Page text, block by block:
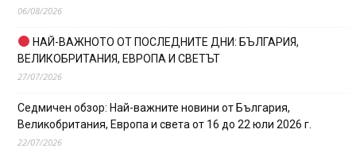
06/08/2026
НАЙ-ВАЖНОТО ОТ ПОСЛЕДНИТЕ ДНИ: БЪЛГАРИЯ,
ВЕЛИКОБРИТАНИЯ, ЕВРОПА И СВЕТЪТ
27/07/2026
Седмичен обзор: Най-важните новини от България,
Великобритания, Европа и света от 16 до 22 юли 2026 г.
22/07/2026